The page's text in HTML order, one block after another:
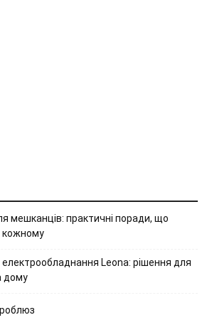
мешканців: практичні поради, що
кожному
електрообладнання Leona: рішення для
дому